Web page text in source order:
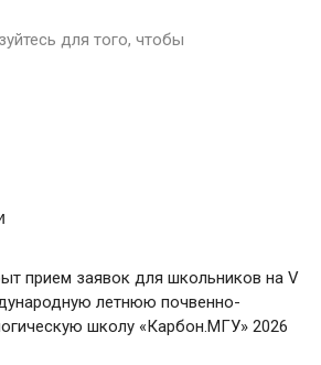
для того, чтобы
прием заявок для школьников на V
летнюю почвенно-
школу «Карбон.МГУ» 2026